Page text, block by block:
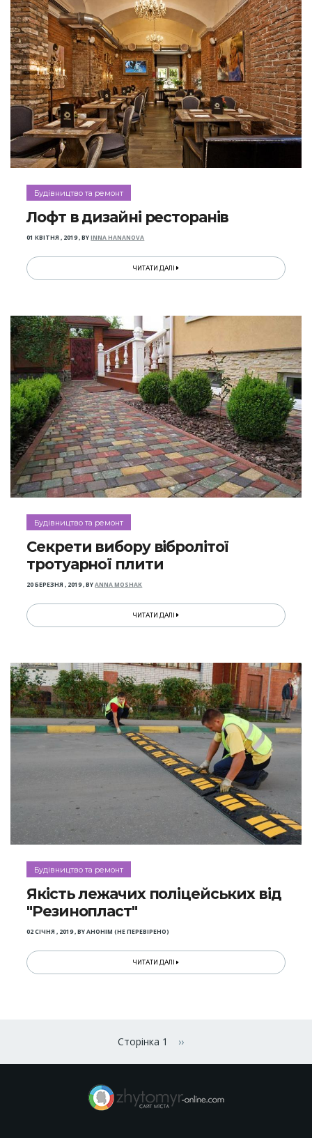
Будівництво та ремонт
Лофт в дизайні ресторанів
01 КВІТНЯ , 2019,BYINNA HANANOVA
ЧИТАТИ ДАЛІ
Будівництво та ремонт
Секрети вибору вібролітої
тротуарної плити
20 БЕРЕЗНЯ , 2019,BYANNA MOSHAK
ЧИТАТИ ДАЛІ
Будівництво та ремонт
Якість лежачих поліцейських від
"Резинопласт"
02 СІЧНЯ , 2019,BYАНОНІМ (НЕ ПЕРЕВІРЕНО)
ЧИТАТИ ДАЛІ
сторінки
Сторінка 1 Наступна сторінка
››